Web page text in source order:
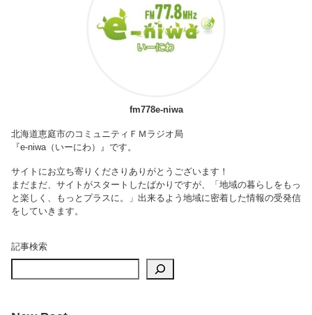
fm778e-niwa
北海道恵庭市のコミュニティＦＭラジオ局
『e-niwa（いーにわ）』です。
サイトにお立ち寄りくださりありがとうございます！
まだまだ、サイトがスタートしたばかりですが、「地域の暮らしをもっ
と楽しく、もっとプラスに。」出来るよう地域に密着した情報の受発信
をしていきます。
記事検索